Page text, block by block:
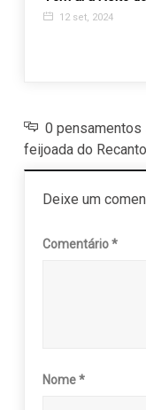
12 set, 2024
0 pensamentos
feijoada do
Deixe um
Comentário*
Nome*